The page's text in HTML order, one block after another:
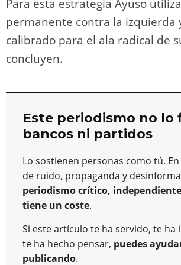
Para esta estrategia Ayuso
permanente contra la izquierda
calibrado para el ala radical de
concluyen.
Este periodismo no lo
bancos ni partidos
Lo sostienen personas como tú.
de ruido, propaganda y
periodismo crítico,
tiene un coste.
Si este artículo te ha servido, te ha
te ha hecho pensar, puedes
publicando.